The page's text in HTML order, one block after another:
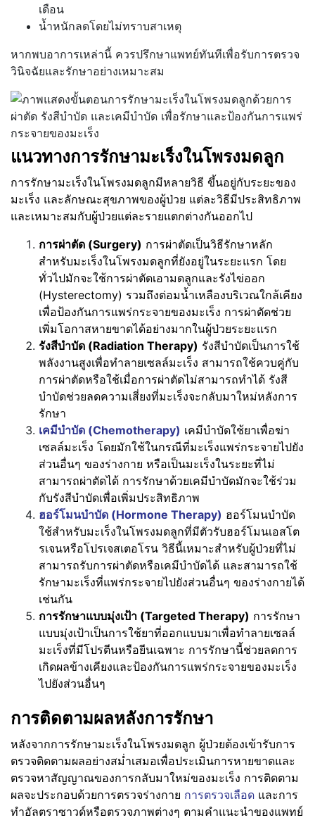
เดือน
น้ำหนักลดโดยไม่ทราบสาเหตุ
หากพบอาการเหล่านี้ ควรปรึกษาแพทย์ทันทีเพื่อรับการตรวจ
วินิจฉัยและรักษาอย่างเหมาะสม
แนวทางการรักษามะเร็งในโพรงมดลูก
การรักษามะเร็งในโพรงมดลูกมีหลายวิธี ขึ้นอยู่กับระยะของ
มะเร็ง และลักษณะสุขภาพของผู้ป่วย แต่ละวิธีมีประสิทธิภาพ
และเหมาะสมกับผู้ป่วยแต่ละรายแตกต่างกันออกไป
การผ่าตัด (Surgery) การผ่าตัดเป็นวิธีรักษาหลัก
สำหรับมะเร็งในโพรงมดลูกที่ยังอยู่ในระยะแรก โดย
ทั่วไปมักจะใช้การผ่าตัดเอามดลูกและรังไข่ออก
(Hysterectomy) รวมถึงต่อมน้ำเหลืองบริเวณใกล้เคียง
เพื่อป้องกันการแพร่กระจายของมะเร็ง การผ่าตัดช่วย
เพิ่มโอกาสหายขาดได้อย่างมากในผู้ป่วยระยะแรก
รังสีบำบัด (Radiation Therapy) รังสีบำบัดเป็นการใช้
พลังงานสูงเพื่อทำลายเซลล์มะเร็ง สามารถใช้ควบคู่กับ
การผ่าตัดหรือใช้เมื่อการผ่าตัดไม่สามารถทำได้ รังสี
บำบัดช่วยลดความเสี่ยงที่มะเร็งจะกลับมาใหม่หลังการ
รักษา
เคมีบำบัด (Chemotherapy) เคมีบำบัดใช้ยาเพื่อฆ่า
เซลล์มะเร็ง โดยมักใช้ในกรณีที่มะเร็งแพร่กระจายไปยัง
ส่วนอื่นๆ ของร่างกาย หรือเป็นมะเร็งในระยะที่ไม่
สามารถผ่าตัดได้ การรักษาด้วยเคมีบำบัดมักจะใช้ร่วม
กับรังสีบำบัดเพื่อเพิ่มประสิทธิภาพ
ฮอร์โมนบำบัด (Hormone Therapy) ฮอร์โมนบำบัด
ใช้สำหรับมะเร็งในโพรงมดลูกที่มีตัวรับฮอร์โมนเอสโต
รเจนหรือโปรเจสเตอโรน วิธีนี้เหมาะสำหรับผู้ป่วยที่ไม่
สามารถรับการผ่าตัดหรือเคมีบำบัดได้ และสามารถใช้
รักษามะเร็งที่แพร่กระจายไปยังส่วนอื่นๆ ของร่างกายได้
เช่นกัน
การรักษาแบบมุ่งเป้า (Targeted Therapy) การรักษา
แบบมุ่งเป้าเป็นการใช้ยาที่ออกแบบมาเพื่อทำลายเซลล์
มะเร็งที่มีโปรตีนหรือยีนเฉพาะ การรักษานี้ช่วยลดการ
เกิดผลข้างเคียงและป้องกันการแพร่กระจายของมะเร็ง
ไปยังส่วนอื่นๆ
การติดตามผลหลังการรักษา
หลังจากการรักษามะเร็งในโพรงมดลูก ผู้ป่วยต้องเข้ารับการ
ตรวจติดตามผลอย่างสม่ำเสมอเพื่อประเมินการหายขาดและ
ตรวจหาสัญญาณของการกลับมาใหม่ของมะเร็ง การติดตาม
ผลจะประกอบด้วยการตรวจร่างกาย การตรวจเลือด และการ
ทำอัลตราซาวด์หรือตรวจภาพต่างๆ ตามคำแนะนำของแพทย์